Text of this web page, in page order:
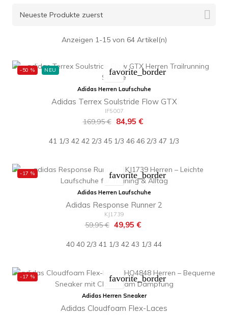
Neueste Produkte zuerst 
Anzeigen 1-15 von 64 Artikel(n)
-50 % NEU favorite_border
Adidas Herren Laufschuhe
Adidas Terrex Soulstride Flow GTX
IF5007
Regulärer
169,95 € Preis
84,95 €
41 1/3 42 42 2/3 45 1/3 46 46 2/3 47 1/3
-17 % favorite_border
Adidas Herren Laufschuhe
Adidas Response Runner 2
KJ1739
Regulärer
59,95 € Preis
49,95 €
40 40 2/3 41 1/3 42 43 1/3 44
-17 % favorite_border
Adidas Herren Sneaker
Adidas Cloudfoam Flex-Laces